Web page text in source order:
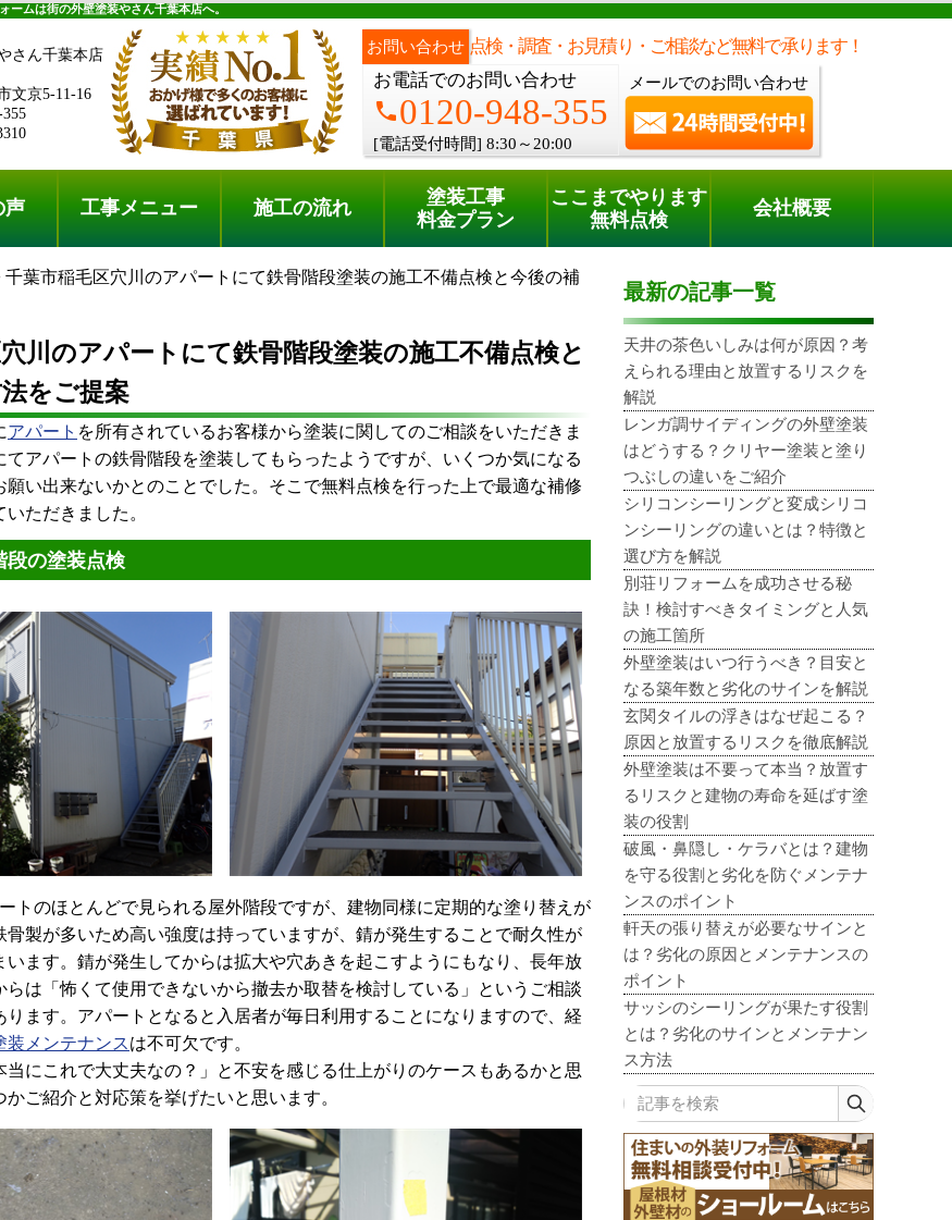
ムは街の外壁塗装やさん千葉本店へ。
さん千葉本店
文京5-11-16
お問い合わせ 点検・調査・お見積り・ご相談など無料で承ります！
お電話でのお問い合わせ
phone0120-948-355
[電話受付時間] 8:30～20:00
メールでのお問い合わせ
料金プラン 無料点検
電話でのご相談 [8:30～20:00]
phone0120-948-355
声 工事メニュー 施工の流れ
塗装工事
料金プラン
ここまでやります
無料点検
会社概要
千葉市稲毛区穴川のアパートにて鉄骨階段塗装の施工不備点検と今後の補
川のアパートにて鉄骨階段塗装の施工不備点検と
をご提案
アパート を所有されているお客様から塗装に関してのご相談をいただきま
てアパートの鉄骨階段を塗装してもらったようですが、いくつか気になる
願い出来ないかとのことでした。そこで無料点検を行った上で最適な補修
ただきました。
段の塗装点検
トのほとんどで見られる屋外階段ですが、建物同様に定期的な塗り替えが
骨製が多いため高い強度は持っていますが、錆が発生することで耐久性が
います。錆が発生してからは拡大や穴あきを起こすようにもなり、長年放
らは「怖くて使用できないから撤去か取替を検討している」というご相談
ります。アパートとなると入居者が毎日利用することになりますので、経
装メンテナンスは不可欠です。
当にこれで大丈夫なの？」と不安を感じる仕上がりのケースもあるかと思
ご紹介と対応策を挙げたいと思います。
最新の記事一覧
天井の茶色いしみは何が原因？考
えられる理由と放置するリスクを
解説
レンガ調サイディングの外壁塗装
はどうする？クリヤー塗装と塗り
つぶしの違いをご紹介
シリコンシーリングと変成シリコ
ンシーリングの違いとは？特徴と
選び方を解説
別荘リフォームを成功させる秘
訣！検討すべきタイミングと人気
の施工箇所
外壁塗装はいつ行うべき？目安と
なる築年数と劣化のサインを解説
玄関タイルの浮きはなぜ起こる？
原因と放置するリスクを徹底解説
外壁塗装は不要って本当？放置す
るリスクと建物の寿命を延ばす塗
装の役割
破風・鼻隠し・ケラバとは？建物
を守る役割と劣化を防ぐメンテナ
ンスのポイント
軒天の張り替えが必要なサインと
は？劣化の原因とメンテナンスの
ポイント
サッシのシーリングが果たす役割
とは？劣化のサインとメンテナン
ス方法
記事を検索